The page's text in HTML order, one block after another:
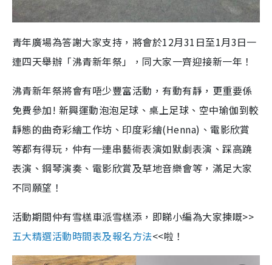
青年廣場為答謝大家支持，將會於12月31日至1月3日一
連四天舉辦「沸青新年祭」，同大家一齊迎接新一年！
沸青新年祭將會有唔少豐富活動，有動有靜，更重要係
免費參加! 新興運動泡泡足球、桌上足球、空中瑜伽到較
靜態的曲奇彩繪工作坊、印度彩繪(Henna)、電影欣賞
等都有得玩，仲有一連串藝術表演如默劇表演、踩高蹺
表演、鋼琴演奏、電影欣賞及草地音樂會等，滿足大家
不同願望！
活動期間仲有雪榚車派雪榚添，即睇小編為大家揀嘅>>
五大精選活動時間表及報名方法<<啦！